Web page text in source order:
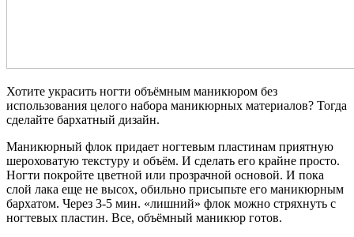
Хотите украсить ногти объёмным маникюром без
использования целого набора маникюрных материалов? Тогда
сделайте бархатный дизайн.
Маникюрный флок придает ногтевым пластинам приятную
шероховатую текстуру и объём. И сделать его крайне просто.
Ногти покройте цветной или прозрачной основой. И пока
слой лака еще не высох, обильно присыпьте его маникюрным
бархатом. Через 3-5 мин. «лишний» флок можно стряхнуть с
ногтевых пластин. Все, объёмный маникюр готов.